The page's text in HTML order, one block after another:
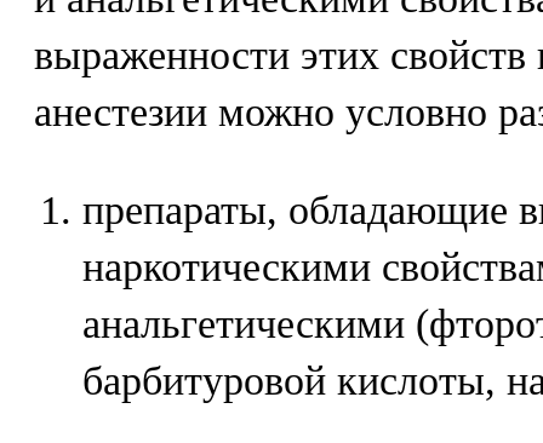
выраженности этих свойств
анестезии можно условно
препараты, обладающие
наркотическими
анальгетическими
барбитуровой кислоты,